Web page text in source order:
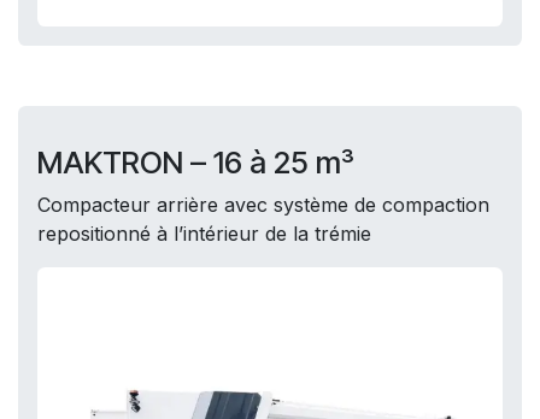
MAKTRON – 16 à 25 m³
Compacteur arrière avec système de compaction
repositionné à l’intérieur de la trémie